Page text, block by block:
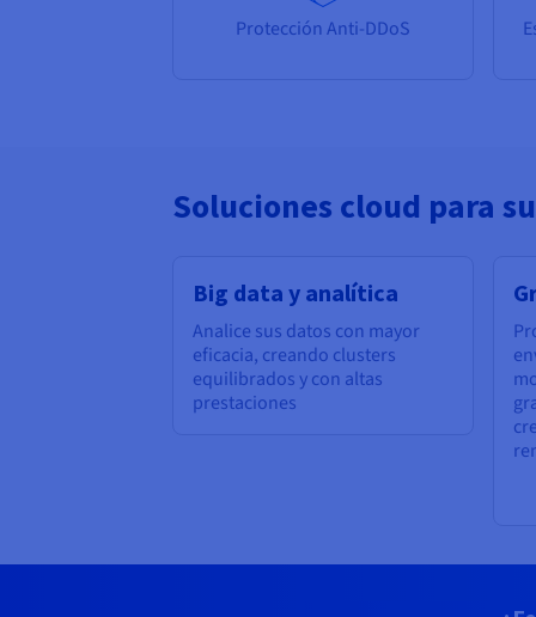
Protección Anti-DDoS
Soluciones cloud para
Big data y analítica
Analice sus datos con mayor
eficacia, creando clusters
equilibrados y con altas
prestaciones